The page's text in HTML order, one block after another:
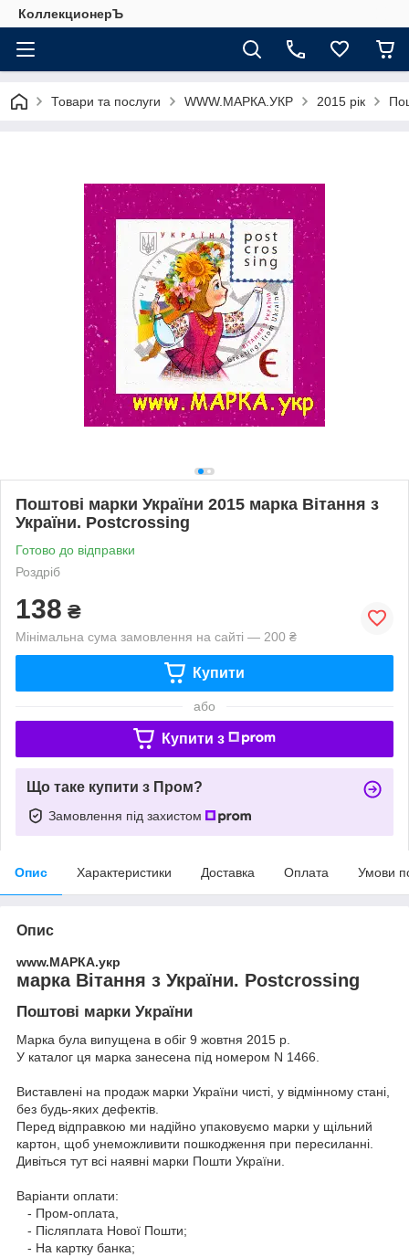
КоллекционерЪ
Товари та послуги WWW.МАРКА.УКР 2015 рік
Поштові марки України 2015 марка Вітання з
України. Postcrossіng
Готово до відправки
Роздріб
138 ₴
Мінімальна сума замовлення на сайті — 200 ₴
Купити
або
Купити з
Що таке купити з Пром?
Замовлення під захистом
Опис Характеристики Доставка Оплата Умови
Опис
www.МАРКА.укр
марка Вітання з України. Postcrossіng
Поштові марки України
Марка була випущена в обіг 9 жовтня 2015 р.
У каталог ця марка занесена під номером N 1466.
Виставлені на продаж марки України чисті, у відмінному стані,
без будь-яких дефектів.
Перед відправкою ми надійно упаковуємо марки у щільний
картон, щоб унеможливити пошкодження при пересиланні.
Дивіться тут всі наявні марки Пошти України.
Варіанти оплати:
- Пром-оплата,
- Післяплата Нової Пошти;
- На картку банка;